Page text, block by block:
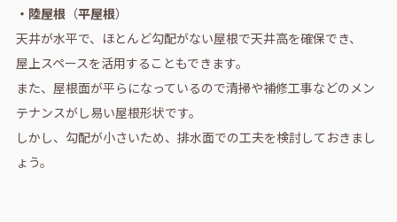
・陸屋根（平屋根）
天井が水平で、ほとんど勾配がない屋根で天井高を確保でき、
屋上スペースを活用することもできます。
また、屋根面が平らになっているので清掃や補修工事などのメン
テナンスがし易い屋根形状です。
しかし、勾配が小さいため、排水面での工夫を検討しておきまし
ょう。